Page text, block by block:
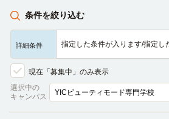
条件を絞り込む
詳細条件 指定した条件が入ります/指定し
現在「募集中」のみ表示
選択中の
キャンパス